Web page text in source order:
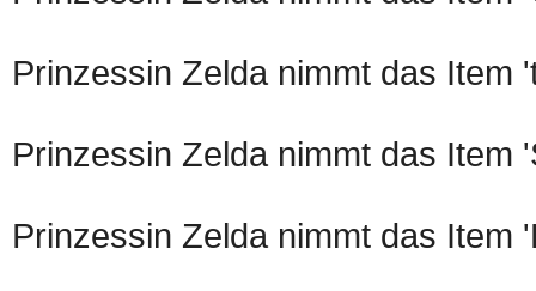
Prinzessin Zelda nimmt das Item
Prinzessin Zelda nimmt das Item
Prinzessin Zelda nimmt das Item